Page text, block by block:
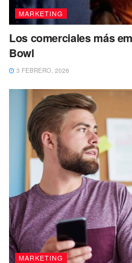
MARKETING
Los comerciales más
Bowl
3 FEBRERO, 2026
MARKETING